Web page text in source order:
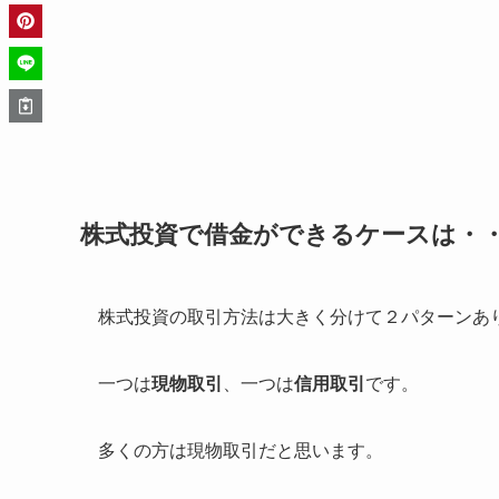
株式投資で借金ができるケースは・
株式投資の取引方法は大きく分けて２パターンあ
一つは現物取引 、一つは信用取引 です。
多くの方は現物取引だと思います。